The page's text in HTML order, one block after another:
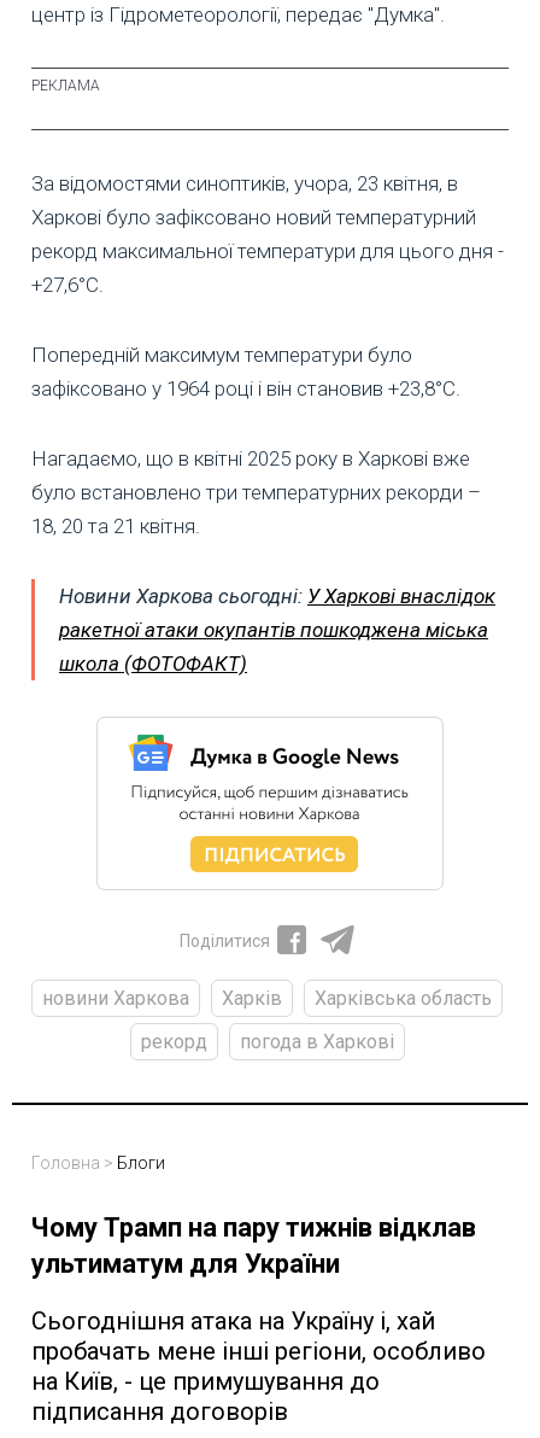
центр із Гідрометеорології, передає "Думка".
За відомостями синоптиків, учора, 23 квітня, в
Харкові було зафіксовано новий температурний
рекорд максимальної температури для цього дня -
+27,6°С.
Попередній максимум температури було
зафіксовано у 1964 році і він становив +23,8°С.
Нагадаємо, що в квітні 2025 року в Харкові вже
було встановлено три температурних рекорди –
18, 20 та 21 квітня.
Новини Харкова сьогодні: У Харкові внаслідок
ракетної атаки окупантів пошкоджена міська
школа (ФОТОФАКТ)
Поділитися
новини Харкова Харків
Харківська область
рекорд
погода в Харкові
Головна > Блоги
Чому Трамп на пару тижнів відклав
ультиматум для України
Сьогоднішня атака на Україну і, хай
пробачать мене інші регіони, особливо
на Київ, - це примушування до
підписання договорів